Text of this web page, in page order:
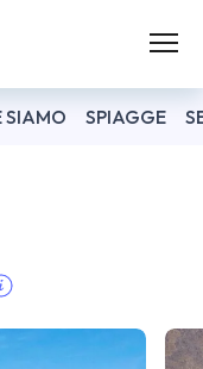
SIAMO SPIAGGE